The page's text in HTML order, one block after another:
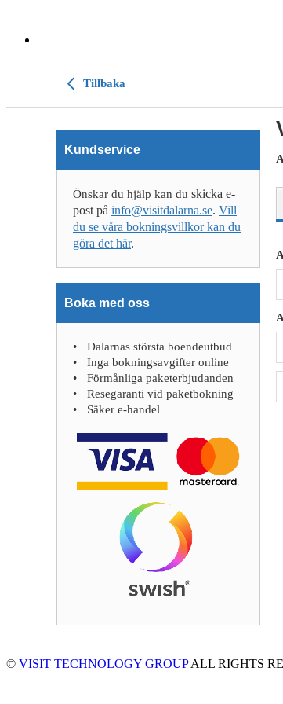
Tillbaka
Kundservice
Önskar du hjälp kan du skicka e-
post på info@visitdalarna.se. Vill
du se våra bokningsvillkor kan du
göra det här.
Boka med oss
Dalarnas största boendeutbud
Inga bokningsavgifter online
Förmånliga paketerbjudanden
Resegaranti vid paketbokning
Säker e-handel
© VISIT TECHNOLOGY GROUPALL RIGHTS